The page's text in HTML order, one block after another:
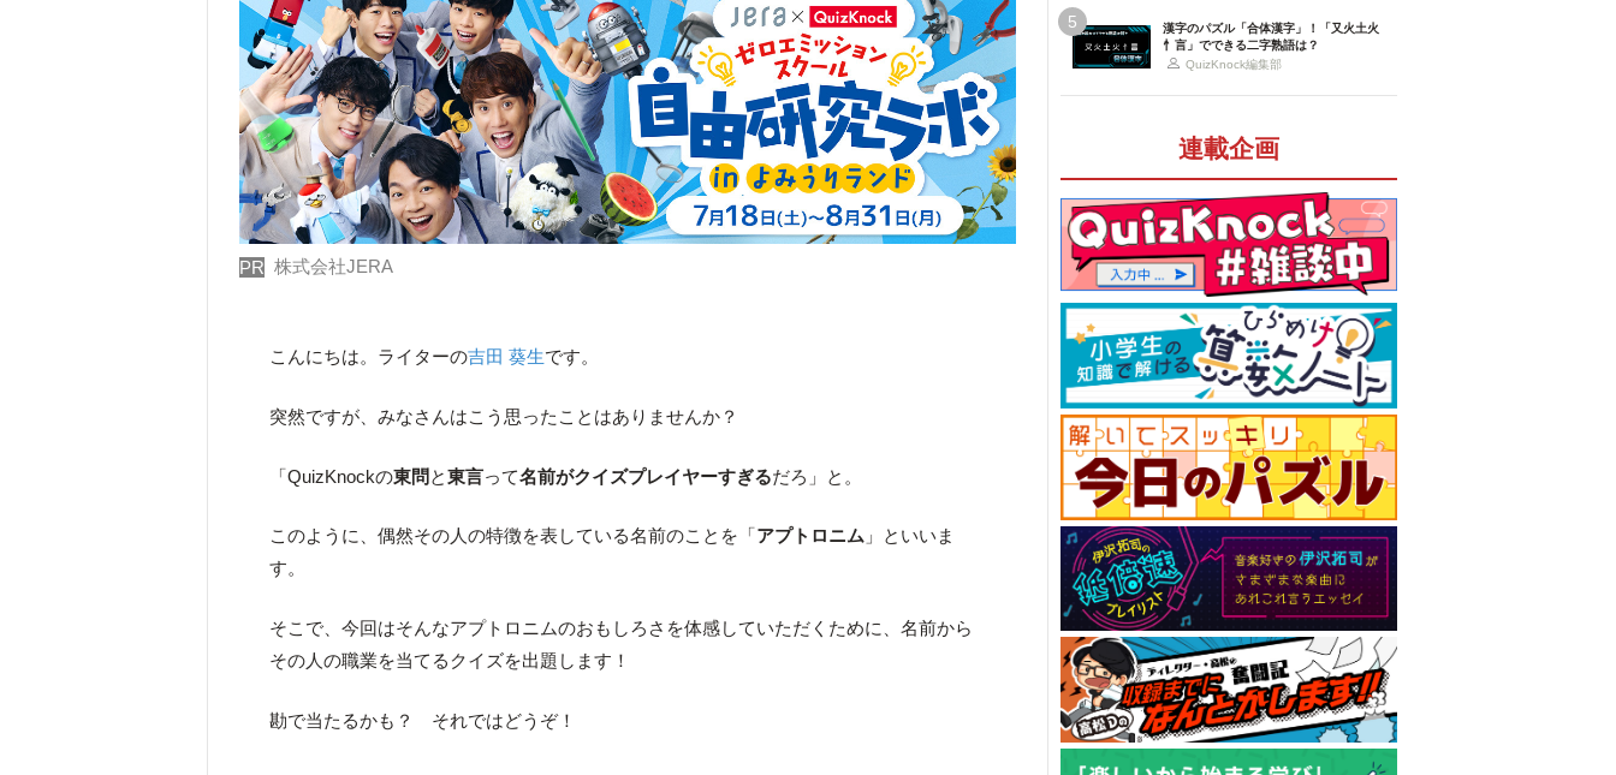
PR 株式会社JERA
こんにちは。ライターの吉田 葵生です。
突然ですが、みなさんはこう思ったことはありませんか？
「QuizKnockの東問 と東言って名前がクイズプレイヤーすぎるだろ」と。
このように、偶然その人の特徴を表している名前のことを「 アプトロニム 」といいま
す。
そこで、今回はそんなアプトロニムのおもしろさを体感していただくために、名前から
その人の職業を当てるクイズを出題します！
勘で当たるかも？ それではどうぞ！
5
漢字のパズル「合体漢字」！「又火土火
忄言」でできる二字熟語は？
QuizKnock編集部
連載企画